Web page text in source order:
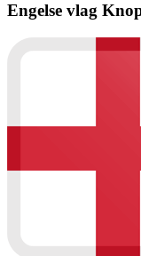
Engelse vlag